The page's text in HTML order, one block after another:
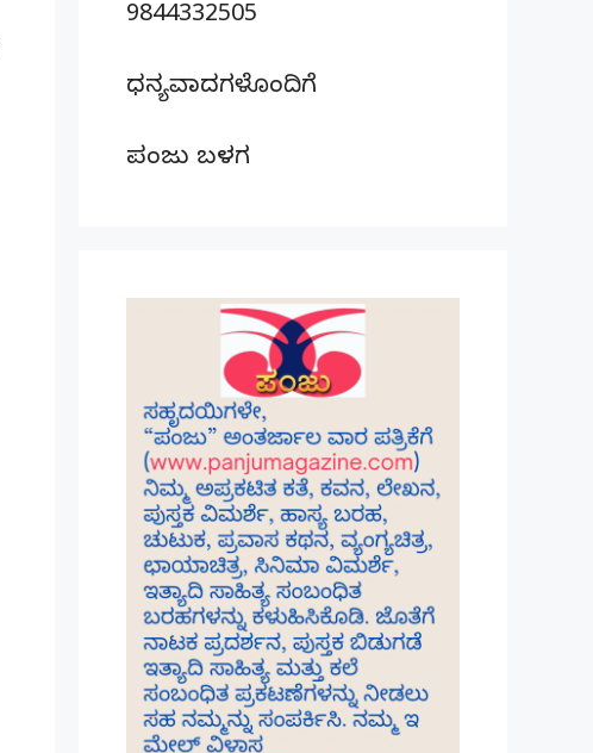
9844332505
ಧನ್ಯವಾದಗಳೊಂದಿಗೆ
ಪಂಜು ಬಳಗ